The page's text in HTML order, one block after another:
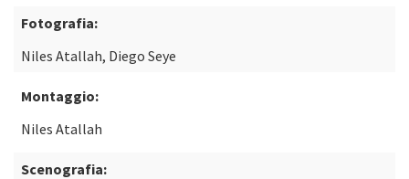
Fotografia:
Niles Atallah, Diego Seye
Montaggio:
Niles Atallah
Scenografia: